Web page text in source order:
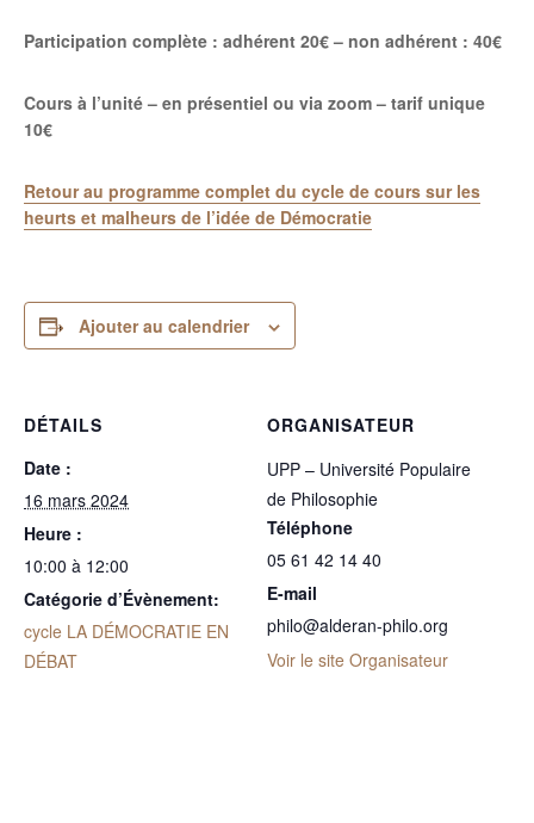
Participation complète : adhérent 20€ – non adhérent : 40€
Cours à l’unité – en présentiel ou via zoom – tarif unique
10€
Retour au programme complet du cycle de cours sur les
heurts et malheurs de l’idée de Démocratie
Ajouter au calendrier
DÉTAILS
Date :
16 mars 2024
Heure :
10:00 à 12:00
Catégorie d’Évènement:
cycle LA DÉMOCRATIE EN
DÉBAT
ORGANISATEUR
UPP – Université Populaire
de Philosophie
Téléphone
05 61 42 14 40
E-mail
philo@alderan-philo.org
Voir le site Organisateur